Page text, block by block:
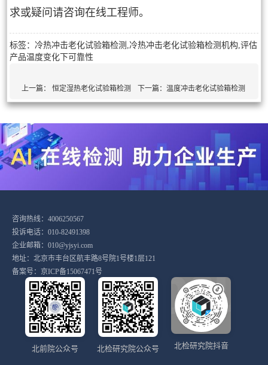
求或疑问请咨询在线工程师。
标签：冷热冲击老化试验箱检测,冷热冲击老化试验箱检测机构,评估
产品温度变化下可靠性
上一篇：恒定湿热老化试验箱检测 下一篇：温度冲击老化试验箱检测
咨询热线：4006250567
投诉电话：010-82491398
企业邮箱：010@yjsyi.com
地址：北京市丰台区航丰路8号院1号楼1层121
备案号： 京ICP备15067471号
北前院公众号 北检研究院公众号 北检研究院抖音